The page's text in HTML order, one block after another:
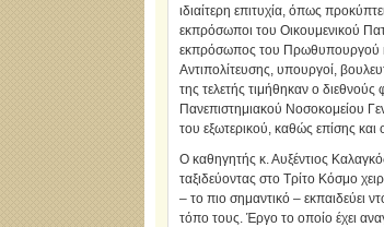
ιδιαίτερη επιτυχία, όπως
εκπρόσωποι του Οικουμενικού
εκπρόσωπος του Πρωθυπουργού
Αντιπολίτευσης, υπουργοί,
της τελετής τιμήθηκαν ο διεθνούς
Πανεπιστημιακού Νοσοκομείου
του εξωτερικού, καθώς επίσης
Ο καθηγητής κ. Αυξέντιος
ταξιδεύοντας στο Τρίτο Κόσμο
– το πιο σημαντικό – εκπαιδεύει
τόπο τους. Έργο το οποίο έχει